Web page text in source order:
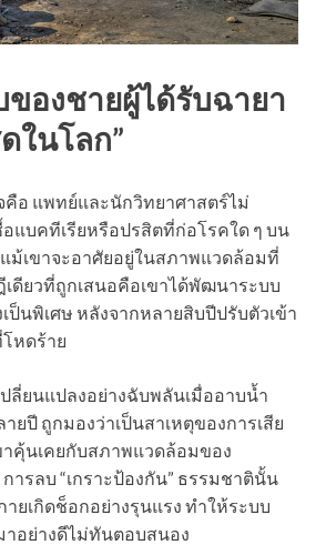
องชายผู้ได้รับฉายา
ในโลก”
คือ แพทย์และนักวิทยาศาสตร์ไม่
แบคทีเรียหรือปรสิตที่ก่อโรคใด ๆ บน
แม้เขาจะอาศัยอยู่ในสภาพแวดล้อมที่
ดียวที่ถูกเสนอคือเขาได้พัฒนาระบบ
นพิเศษ หลังจากหลายสิบปีปรับตัวเข้า
หดร้าย
ปลี่ยนแปลงอย่างฉับพลันเมื่ออาบน้ำ
ยปี ถูกมองว่าเป็นสาเหตุของการเสีย
าคุ้นเคยกับสภาพแวดล้อมของ
ารลบ “เกราะป้องกัน” ธรรมชาตินั้น
ายเกิดช็อกอย่างรุนแรง ทำให้ระบบ
อย่างดีไม่ทันตอบสนอง